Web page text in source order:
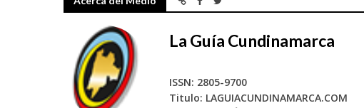
La Guía Cundinamarca
ISSN: 2805-9700
Titulo: LAGUIACUNDINAMARCA.COM